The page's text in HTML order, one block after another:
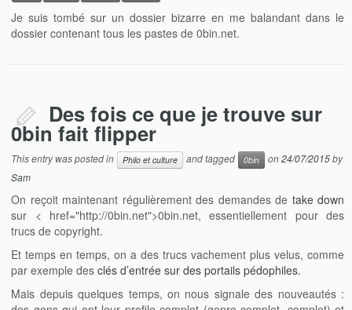
Je suis tombé sur un dossier bizarre en me balandant dans le
dossier contenant tous les pastes de 0bin.net.
Des fois ce que je trouve sur
0bin fait flipper
This entry was posted in Philo et culture and tagged 0bin on24/07/2015by
Sam
On reçoit maintenant régulièrement des demandes de take down
sur < href="http://0bin.net">0bin.net, essentiellement pour des
trucs de copyright.
Et temps en temps, on a des trucs vachement plus velus, comme
par exemple desclés d’entrée sur des portails pédophiles.
Mais depuis quelques temps, on nous signale des nouveautés :